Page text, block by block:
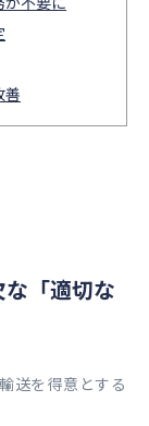
善
「適切な
送を得意とする